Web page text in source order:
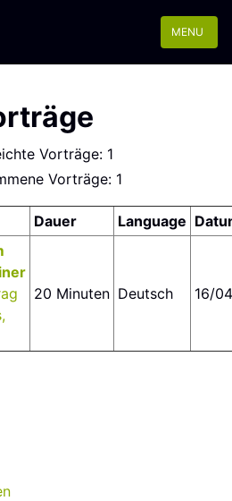
MENU
Vorträge: 1
Vorträge: 1
Dauer Language
20 Minuten Deutsch 16/